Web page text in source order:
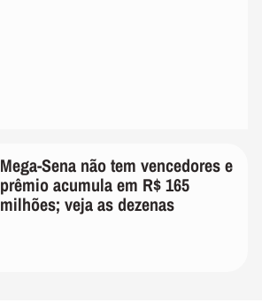
Mega-Sena não tem vencedores e
prêmio acumula em R$ 165
milhões; veja as dezenas